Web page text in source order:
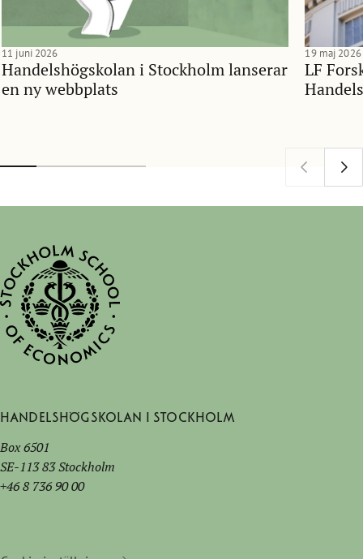
Handelshögskolan i Stockholm lanserar
en ny webbplats
11 juni 2026
LF
19 maj 2026
Handelshögskolan i Stockholm
Box 6501
SE-113 83 Stockholm
+46 8 736 90 00